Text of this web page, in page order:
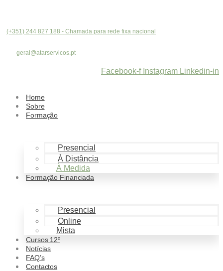
(+351) 244 827 188 - Chamada para rede fixa nacional
geral@atarservicos.pt
Facebook-f Instagram Linkedin-in
Home
Sobre
Formação
Presencial
À Distância
À Medida
Formação Financiada
Presencial
Online
Mista
Cursos 12º
Notícias
FAQ’s
Contactos